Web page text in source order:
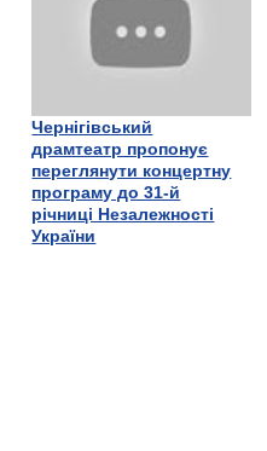
Чернігівський
драмтеатр пропонує
переглянути концертну
програму до 31-й
річниці Незалежності
України